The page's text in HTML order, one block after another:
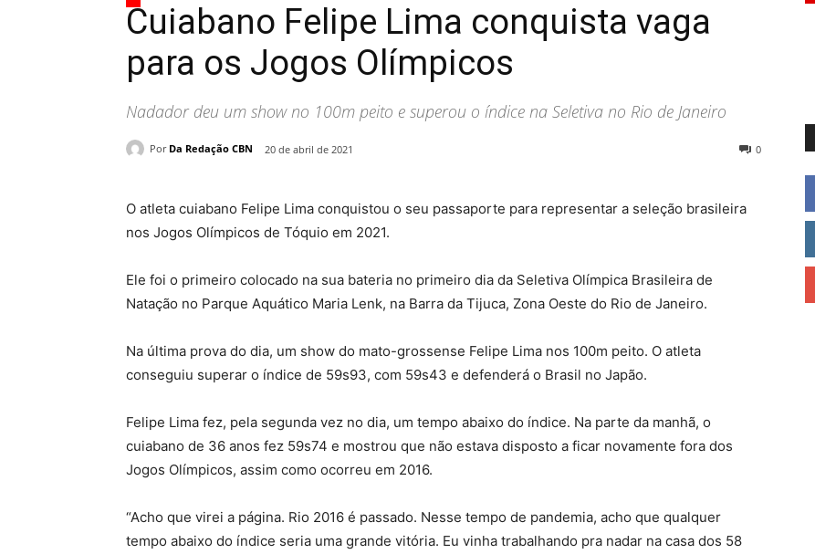
Cuiabano Felipe Lima conquista vaga
para os Jogos Olímpicos
Nadador deu um show no 100m peito e superou o índice na Seletiva no Rio de Janeiro
Por Da Redação CBN 20 de abril de 2021 0
O atleta cuiabano Felipe Lima conquistou o seu passaporte para representar a seleção brasileira
nos Jogos Olímpicos de Tóquio em 2021.
Ele foi o primeiro colocado na sua bateria no primeiro dia da Seletiva Olímpica Brasileira de
Natação no Parque Aquático Maria Lenk, na Barra da Tijuca, Zona Oeste do Rio de Janeiro.
Na última prova do dia, um show do mato-grossense Felipe Lima nos 100m peito. O atleta
conseguiu superar o índice de 59s93, com 59s43 e defenderá o Brasil no Japão.
Felipe Lima fez, pela segunda vez no dia, um tempo abaixo do índice. Na parte da manhã, o
cuiabano de 36 anos fez 59s74 e mostrou que não estava disposto a ficar novamente fora dos
Jogos Olímpicos, assim como ocorreu em 2016.
“Acho que virei a página. Rio 2016 é passado. Nesse tempo de pandemia, acho que qualquer
tempo abaixo do índice seria uma grande vitória. Eu vinha trabalhando pra nadar na casa dos 58